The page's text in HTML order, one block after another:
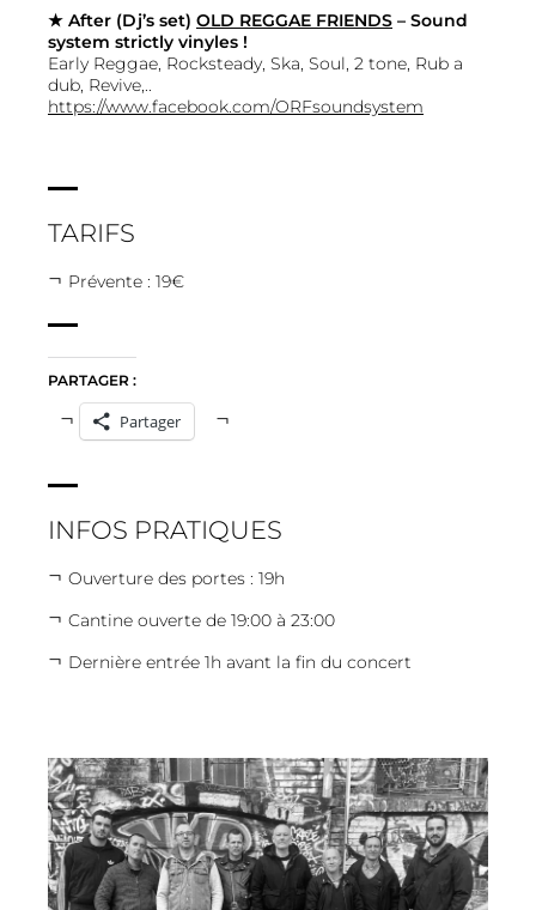
★ After (Dj’s set) OLD REGGAE FRIENDS – Sound
system strictly vinyles !
Early Reggae, Rocksteady, Ska, Soul, 2 tone, Rub a
dub, Revive,..
https://www.facebook.com/ORFsoundsystem
TARIFS
Prévente : 19€
PARTAGER :
Partager
INFOS PRATIQUES
Ouverture des portes : 19h
Cantine ouverte de 19:00 à 23:00
Dernière entrée 1h avant la fin du concert